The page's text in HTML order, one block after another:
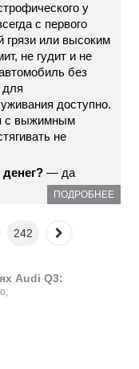
у
с первого
грязи или высоким
не гудит и не
без
для
доступно.
с выжимным
не
— да
ПОДРОБНЕЕ
242
Audi Q3: